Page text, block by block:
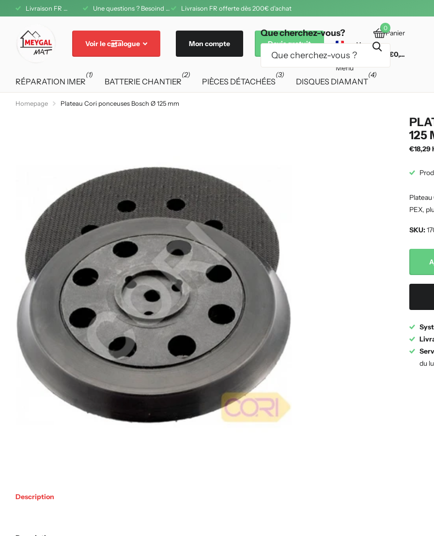
Livraison FR offerte dès 200€ d'achat Une questions ? Besoind d'aide ? A votre service au 04 71 08 42 11
08 42 11 Livraison FR offerte dès 200€ d'achat
Voir le catalogue
Que cherchez-vous?
Mon compte Devis gratuit
Menu
Panier
0
€0,00
RÉPARATION IMER
(1)
BATTERIE CHANTIER
(2)
PIÈCES DÉTACHÉES
(3)
DISQUES DIAMANT
(4)
Homepage Plateau Cori ponceuses Bosch Ø 125 mm
Description
125
€18,29
PEX,
SKU:
du